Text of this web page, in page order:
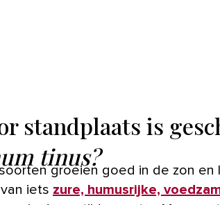
standplaats is
tinus?
groeien goed in de zon en
iets zure, humusrijke,